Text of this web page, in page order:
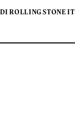
DI ROLLING STONE IT